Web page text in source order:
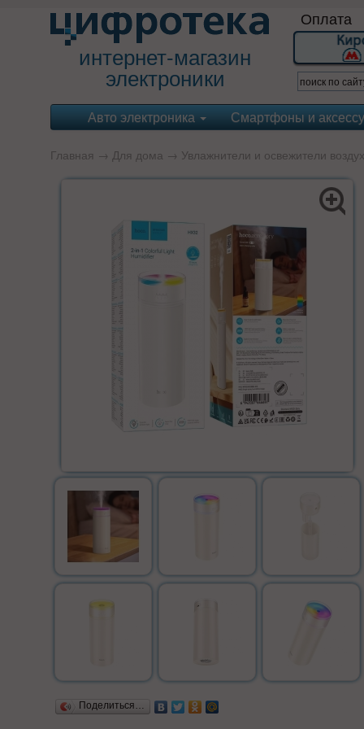
интернет-магазин
электроники
Оплата
Авто электроника Смартфоны и
Главная → Для дома → Увлажнители и освежители
Поделиться…